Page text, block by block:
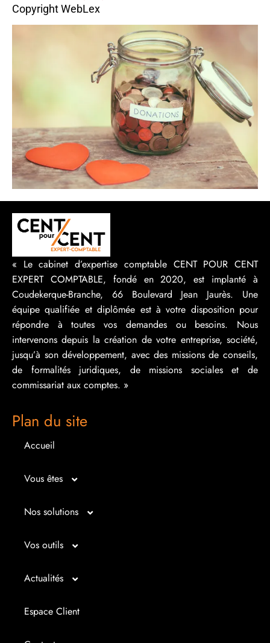
Copyright WebLex
« Le cabinet d’expertise comptable CENT POUR CENT
EXPERT COMPTABLE, fondé en 2020, est implanté à
Coudekerque-Branche, 66 Boulevard Jean Jaurès. Une
équipe qualifiée et diplômée est à votre disposition pour
répondre à toutes vos demandes ou besoins. Nous
intervenons depuis la création de votre entreprise, société,
jusqu’à son développement, avec des missions de conseils,
de formalités juridiques, de missions sociales et de
commissariat aux comptes. »
Plan du site
Accueil
Vous êtes
Micro entrepreneur
Créateur d’entreprise
Repreneur d’entreprise
Nos solutions
Entrepreunariat
Gestion
Juridique
Vos outils
Bilan imagé
Tableau de bord
Simul’Auto
Actualités
Actualités
Espace Client